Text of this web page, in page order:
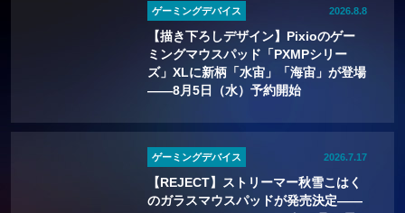
ゲーミングデバイス 2026.8.8
【描き下ろしデザイン】Pixioのゲー
ミングマウスパッド「PXMPシリー
ズ」XLに新柄「水宙」「海宙」が登場
——8月5日（水）予約開始
ゲーミングデバイス 2026.7.17
【REJECT】ストリーマー秋雪こはく
のガラスマウスパッドが発売決定——